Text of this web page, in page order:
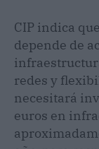
CIP indica
depende de
redes y
necesitará
euros en